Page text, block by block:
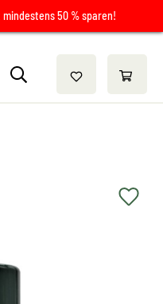
50 % sparen!